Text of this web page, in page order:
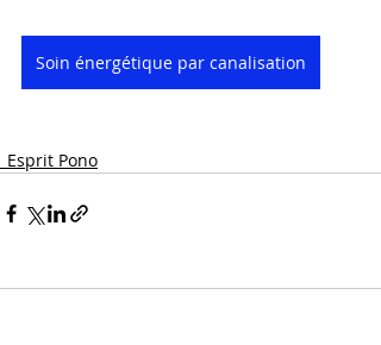
Soin énergétique par canalisation
_Esprit Pono